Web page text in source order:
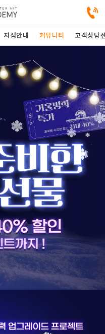
지점안내 커뮤니티 고객상담